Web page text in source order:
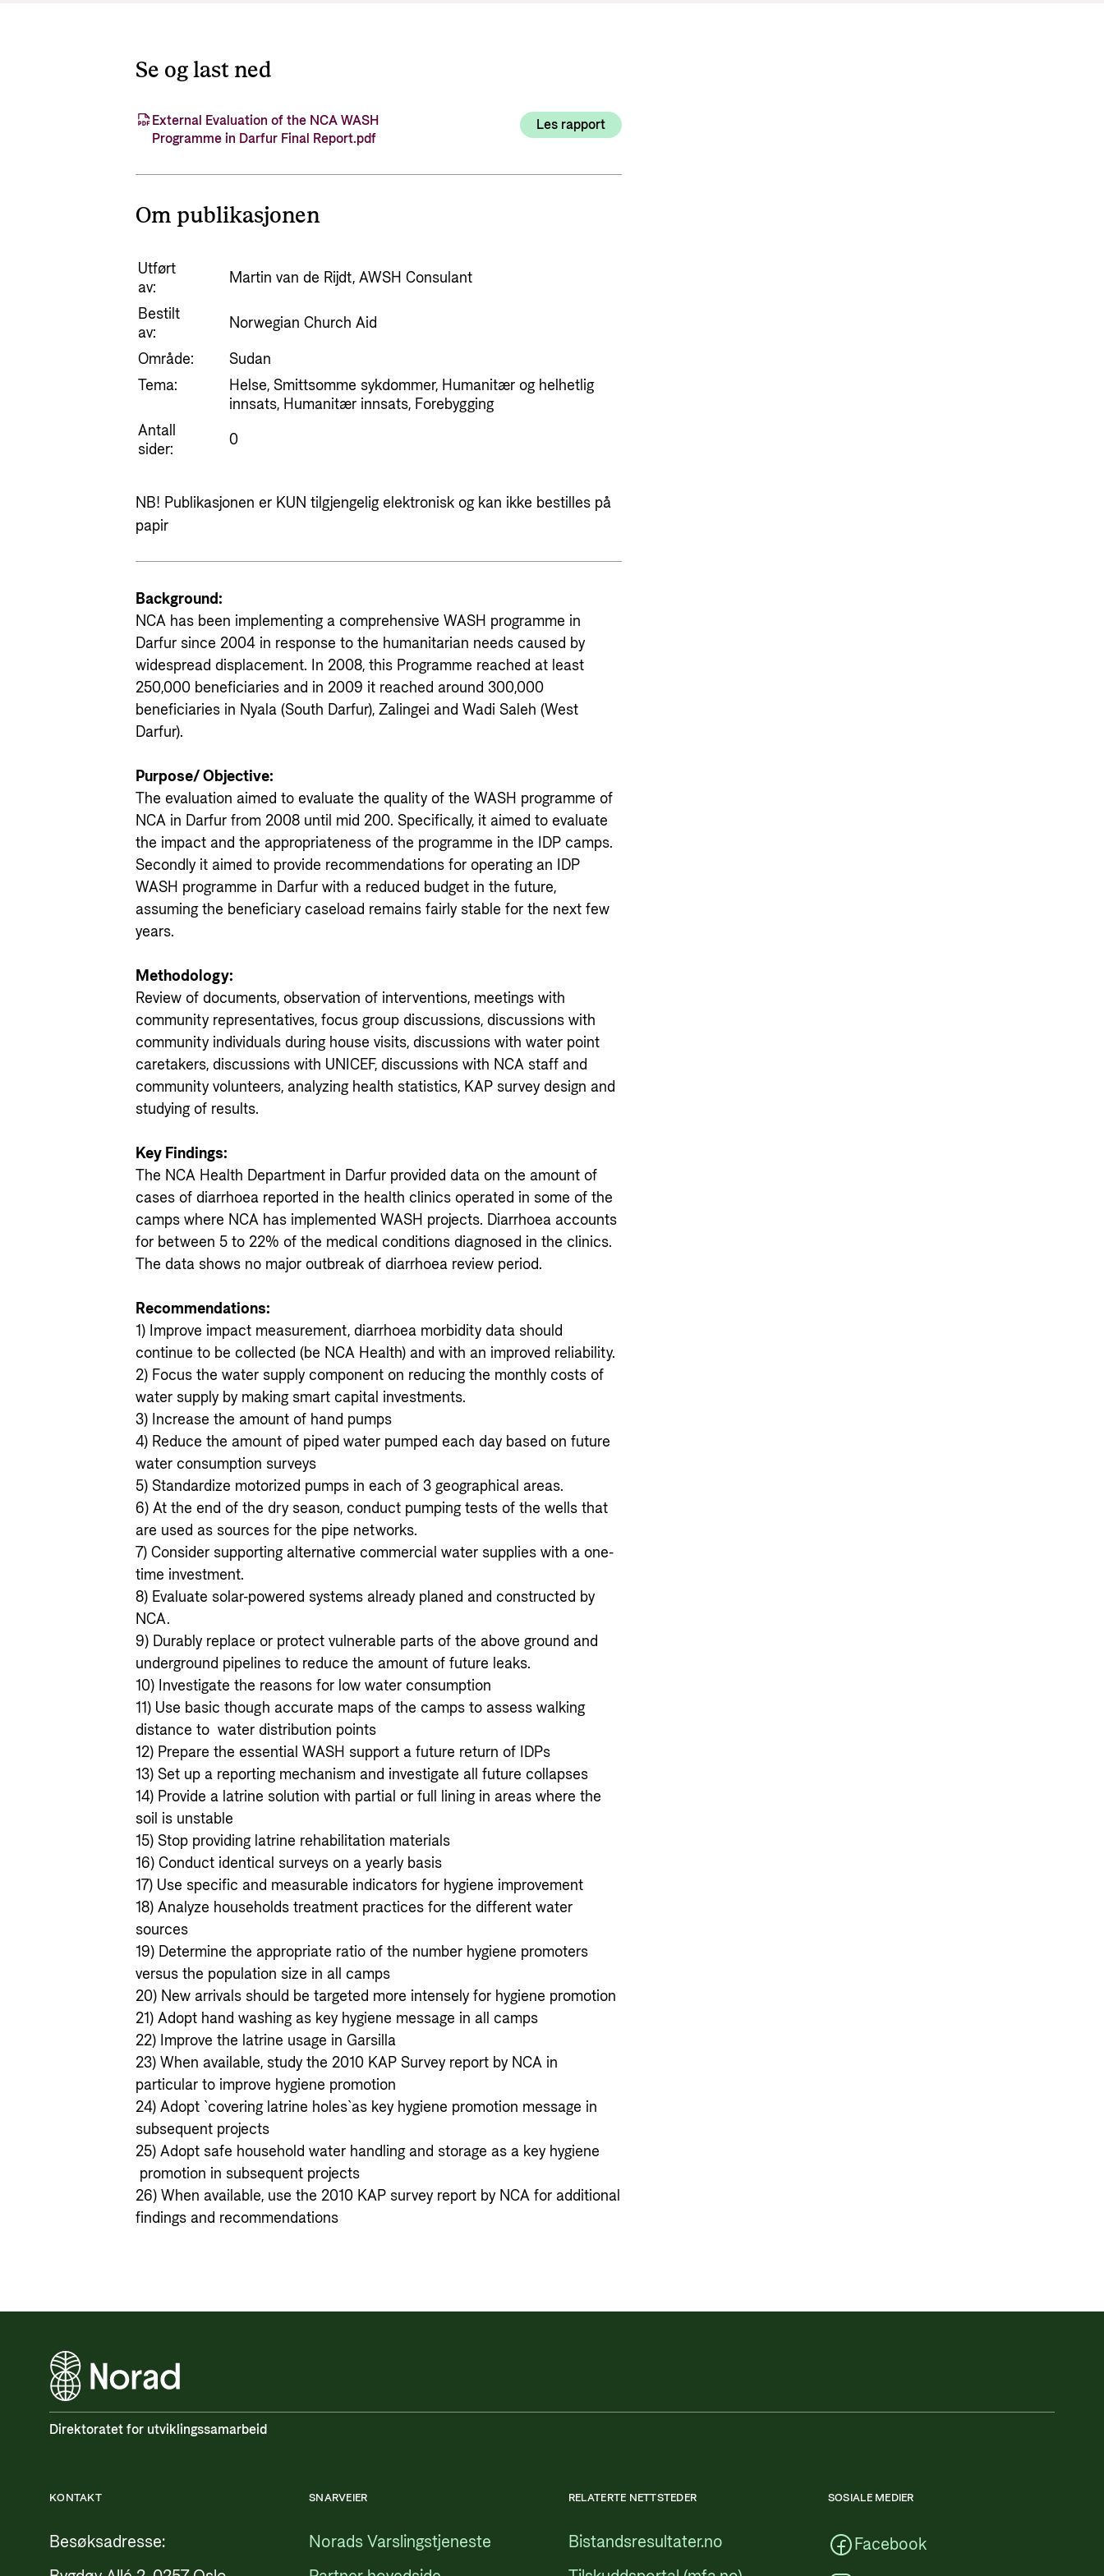
Se og last ned
External Evaluation of the NCA WASH
Programme in Darfur Final Report.pdf
Les rapport
Om publikasjonen
Utført
av:
Martin van de Rijdt, AWSH Consulant
Bestilt
av:
Norwegian Church Aid
Område:
Sudan
Tema:
Helse, Smittsomme sykdommer, Humanitær og helhetlig
innsats, Humanitær innsats, Forebygging
Antall
sider:
0
NB! Publikasjonen er KUN tilgjengelig elektronisk og kan ikke bestilles på
papir
Background:
NCA has been implementing a comprehensive WASH programme in
Darfur since 2004 in response to the humanitarian needs caused by
widespread displacement. In 2008, this Programme reached at least
250,000 beneficiaries and in 2009 it reached around 300,000
beneficiaries in Nyala (South Darfur), Zalingei and Wadi Saleh (West
Darfur).
Purpose/ Objective:
The evaluation aimed to evaluate the quality of the WASH programme of
NCA in Darfur from 2008 until mid 200. Specifically, it aimed to evaluate
the impact and the appropriateness of the programme in the IDP camps.
Secondly it aimed to provide recommendations for operating an IDP
WASH programme in Darfur with a reduced budget in the future,
assuming the beneficiary caseload remains fairly stable for the next few
years.
Methodology:
Review of documents, observation of interventions, meetings with
community representatives, focus group discussions, discussions with
community individuals during house visits, discussions with water point
caretakers, discussions with UNICEF, discussions with NCA staff and
community volunteers, analyzing health statistics, KAP survey design and
studying of results.
Key Findings:
The NCA Health Department in Darfur provided data on the amount of
cases of diarrhoea reported in the health clinics operated in some of the
camps where NCA has implemented WASH projects. Diarrhoea accounts
for between 5 to 22% of the medical conditions diagnosed in the clinics.
The data shows no major outbreak of diarrhoea review period.
Recommendations:
1) Improve impact measurement, diarrhoea morbidity data should
continue to be collected (be NCA Health) and with an improved reliability.
2) Focus the water supply component on reducing the monthly costs of
water supply by making smart capital investments.
3) Increase the amount of hand pumps
4) Reduce the amount of piped water pumped each day based on future
water consumption surveys
5) Standardize motorized pumps in each of 3 geographical areas.
6) At the end of the dry season, conduct pumping tests of the wells that
are used as sources for the pipe networks.
7) Consider supporting alternative commercial water supplies with a one-
time investment.
8) Evaluate solar-powered systems already planed and constructed by
NCA.
9) Durably replace or protect vulnerable parts of the above ground and
underground pipelines to reduce the amount of future leaks.
10) Investigate the reasons for low water consumption
11) Use basic though accurate maps of the camps to assess walking
distance to water distribution points
12) Prepare the essential WASH support a future return of IDPs
13) Set up a reporting mechanism and investigate all future collapses
14) Provide a latrine solution with partial or full lining in areas where the
soil is unstable
15) Stop providing latrine rehabilitation materials
16) Conduct identical surveys on a yearly basis
17) Use specific and measurable indicators for hygiene improvement
18) Analyze households treatment practices for the different water
sources
19) Determine the appropriate ratio of the number hygiene promoters
versus the population size in all camps
20) New arrivals should be targeted more intensely for hygiene promotion
21) Adopt hand washing as key hygiene message in all camps
22) Improve the latrine usage in Garsilla
23) When available, study the 2010 KAP Survey report by NCA in
particular to improve hygiene promotion
24) Adopt `covering latrine holes`as key hygiene promotion message in
subsequent projects
25) Adopt safe household water handling and storage as a key hygiene
promotion in subsequent projects
26) When available, use the 2010 KAP survey report by NCA for additional
findings and recommendations
Direktoratet for utviklingssamarbeid
KONTAKT
Besøksadresse:
SNARVEIER
Norads Varslingstjeneste
RELATERTE NETTSTEDER
Bistandsresultater.no
SOSIALE MEDIER
Facebook